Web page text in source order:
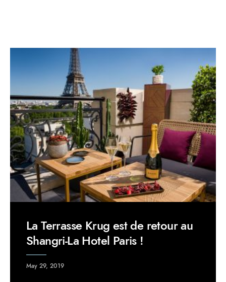
La Terrasse Krug est de retour au
Shangri-La Hotel Paris !
May 29, 2019